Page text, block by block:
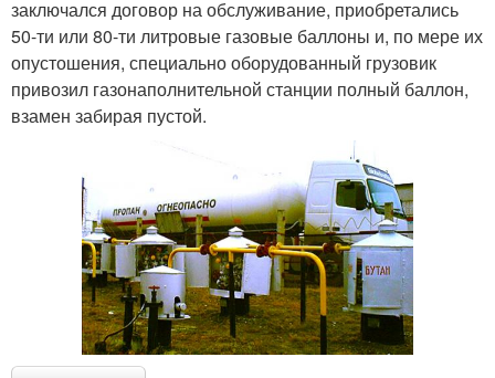
заключался договор на обслуживание, приобретались
50-ти или 80-ти литровые газовые баллоны и, по мере их
опустошения, специально оборудованный грузовик
привозил газонаполнительной станции полный баллон,
взамен забирая пустой.